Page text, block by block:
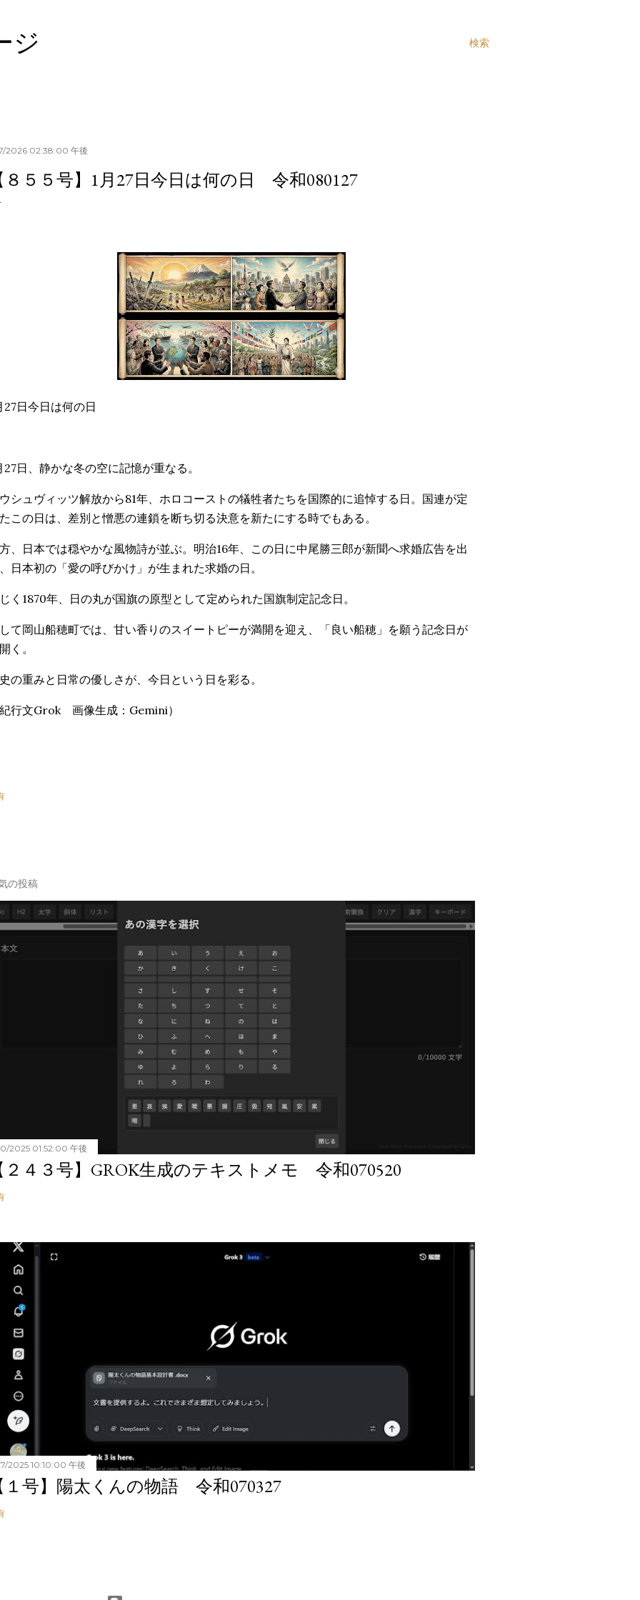
検索
ジ
2026 02:38:00 午後
８５５号】1月27日今日は何の日 令和080127
27日今日は何の日
27日、静かな冬の空に記憶が重なる。
シュヴィッツ解放から81年、ホロコーストの犠牲者たちを国際的に追悼する日。国連が定
この日は、差別と憎悪の連鎖を断ち切る決意を新たにする時でもある。
、日本では穏やかな風物詩が並ぶ。明治16年、この日に中尾勝三郎が新聞へ求婚広告を出
日本初の「愛の呼びかけ」が生まれた求婚の日。
く1870年、日の丸が国旗の原型として定められた国旗制定記念日。
て岡山船穂町では、甘い香りのスイートピーが満開を迎え、「良い船穂」を願う記念日が
く。
の重みと日常の優しさが、今日という日を彩る。
行文Grok 画像生成：Gemini）
の投稿
2025 01:52:00 午後
２４３号】GROK生成のテキストメモ 令和070520
2025 10:10:00 午後
１号】陽太くんの物語 令和070327